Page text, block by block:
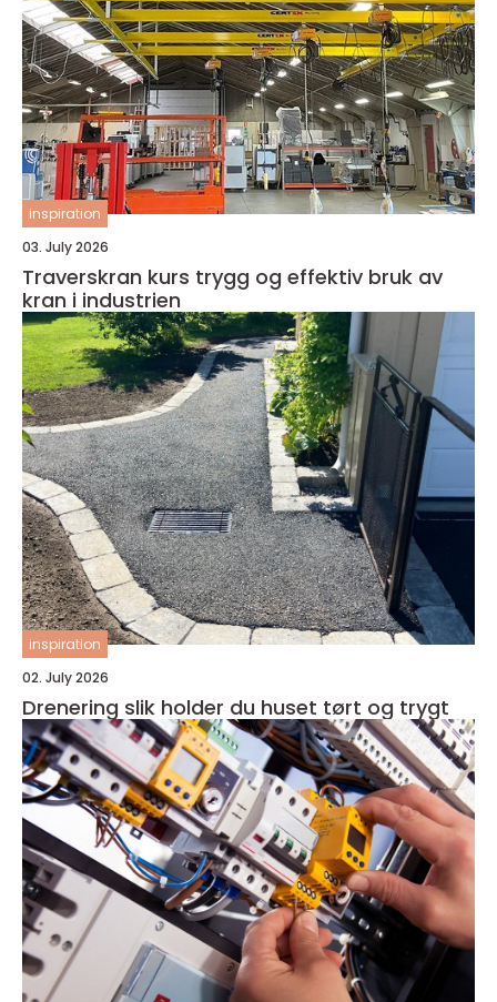
inspiration
03. July 2026
Traverskran kurs trygg og effektiv bruk av
kran i industrien
inspiration
02. July 2026
Drenering slik holder du huset tørt og trygt